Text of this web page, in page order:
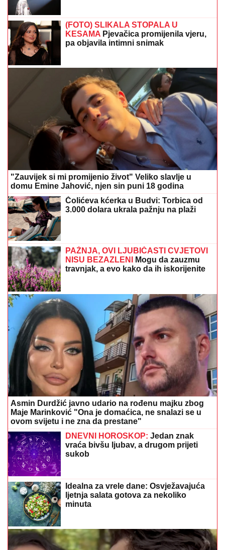
(FOTO) SLIKALA STOPALA U
KESAMA Pjevačica promijenila vjeru,
pa objavila intimni snimak
"Zauvijek si mi promijenio život" Veliko slavlje u
domu Emine Jahović, njen sin puni 18 godina
Čolićeva kćerka u Budvi: Torbica od
3.000 dolara ukrala pažnju na plaži
PAŽNJA, OVI LJUBIČASTI CVJETOVI
NISU BEZAZLENI
Mogu da zauzmu
travnjak, a evo kako da ih iskorijenite
Asmin Durdžić javno udario na rođenu majku zbog
Maje Marinković "Ona je domaćica, ne snalazi se u
ovom svijetu i ne zna da prestane"
DNEVNI HOROSKOP: Jedan znak
vraća bivšu ljubav, a drugom prijeti
sukob
Idealna za vrele dane: Osvježavajuća
ljetnja salata gotova za nekoliko
minuta